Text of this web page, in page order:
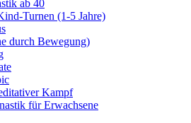
ab 40
Turnen (1-5 Jahre)
durch Bewegung)
Kampf
für Erwachsene